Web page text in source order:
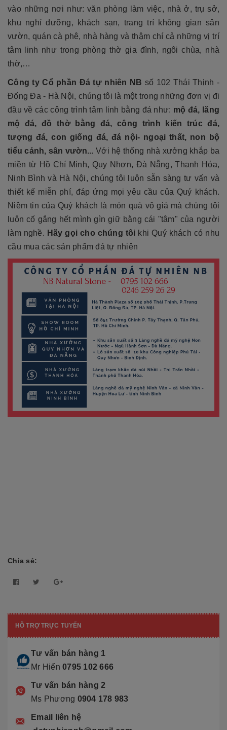
vào những nơi như: văn phòng làm việc, nhà ở, trụ sở,
khu nghỉ dưỡng, khách sạn, trang trí không gian sân
vườn, quán cà phê, nhà hàng và thậm chí cả những vị trí
tâm linh như trong phòng thờ gia đình, ngôi chùa, nhà
thờ,…
Công ty Cổ phần Đá tự nhiên NB số 102 Thái Thịnh -
Đống Đa - Hà Nội, chúng tôi là một trong những đơn vị đi
đầu về các công trình tâm linh bằng đá như: mộ đá, lăng
mộ đá, đồ thờ bằng đá, công trình kiến trúc đá,
tượng đá, con giống đá, đá nội- ngoại thất, non bộ
tiểu cảnh, sân vườn...Với hệ thống nhà xưởng khắp ba
miền từ Hồ Chí Minh, Quy Nhơn, Đà Nẵng, Thanh Hóa,
Ninh Bình và Hà Nội, chúng tôi luôn sẵn sàng tư vấn và
thiết kế miễn phí, đáp ứng mọi yêu cầu của Quý khách.
Niềm tin của Quý khách là món quà vô giá mà chúng tôi
luôn cố gắng hết mình gìn giữ bằng cái "tâm" của người
làm nghề. Hãy gọi cho chúng tôi khi Quý khách có nhu
cầu mua các sản phẩm đá tự nhiên
Chia sẻ:
HỖ TRỢ TRỰC TUYẾN
Tư vấn bán hàng 1
Mr Hiển 0795 102 666
Tư vấn bán hàng 2
Ms Phương 0904 178 983
Email liên hệ